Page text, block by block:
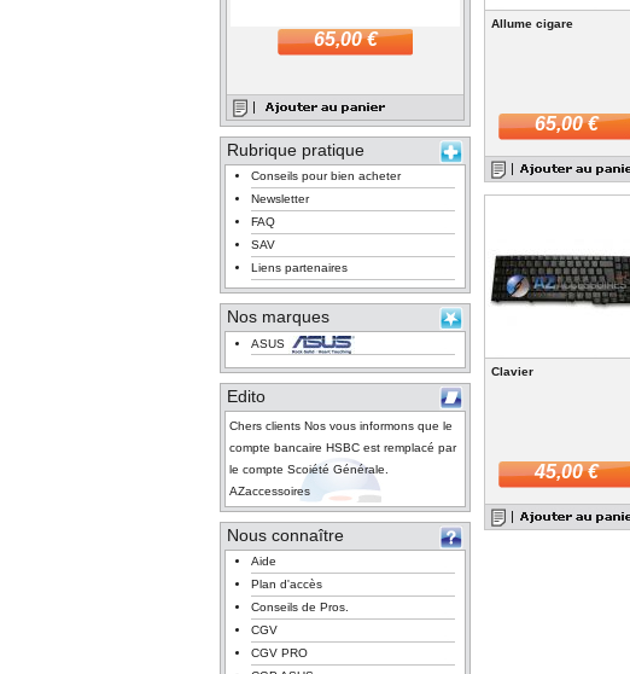
65,00 €
Rubrique pratique
Conseils pour bien acheter
Newsletter
FAQ
SAV
Liens partenaires
Nos marques
ASUS
Edito
Chers clients Nos vous informons que le
compte bancaire HSBC est remplacé par
le compte Scoiété Générale.
AZaccessoires
Nous connaître
Aide
Plan d'accès
Conseils de Pros.
CGV
CGV PRO
Allume cigare
65,00 €
Clavier
45,00 €